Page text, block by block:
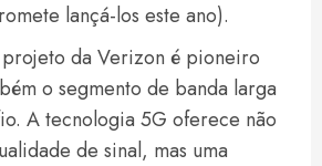
lançá-los este ano).
da Verizon é pioneiro
o segmento de banda larga
A tecnologia 5G oferece não
de sinal, mas uma